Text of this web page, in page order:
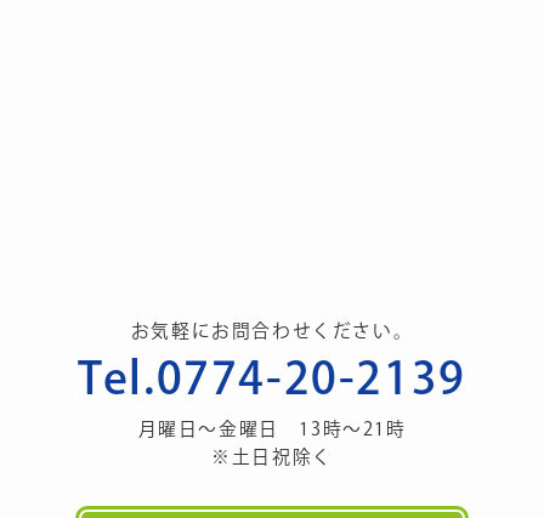
お気軽にお問合わせください。
Tel.0774-20-2139
月曜日～金曜日 13時～21時
※土日祝除く